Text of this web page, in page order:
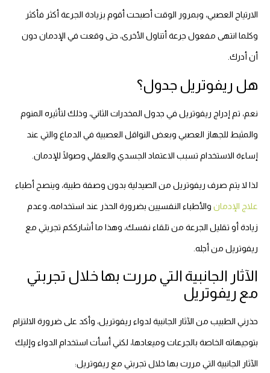
الارتياح العصبي، وبمرور الوقت أصبحت أقوم بزيادة الجرعة أكثر فأكثر
وكلما انتهى مفعول جرعة أتناول الأخرى، حتى وقعت في الإدمان دون
أن أدرك.
هل ريفوتريل جدول؟
نعم، تم إدراج ريفوتريل في جدول المخدرات الثاني، وذلك لتأثيره المنوم
والمثبط للجهاز العصبي وبعض النواقل العصبية في الدماغ والتي عند
إساءة الاستخدام تسبب الاعتماد الجسدي والعقلي وصولًا للإدمان.
لذا لا يتم صرف ريفوتريل من الصيدلية بدون وصفة طبية، وينصح أطباء
علاج الإدمان والأطباء النفسيين بضرورة الحذر عند استخدامه، وعدم
زيادة أو تقليل الجرعة من تلقاء نفسك، وهذا ما أشارككم تجربتي مع
ريفوتريل من أجله.
الآثار الجانبية التي مررت بها خلال تجربتي
مع ريفوتريل
حذرني الطبيب من الآثار الجانبية لدواء ريفوتريل، وأكد على ضرورة الالتزام
بتوجيهاته الخاصة بالجرعات وميعادها، لكني أسأت استخدام الدواء وإليك
الآثار الجانبية التي مررت بها خلال تجربتي مع ريفوتريل: